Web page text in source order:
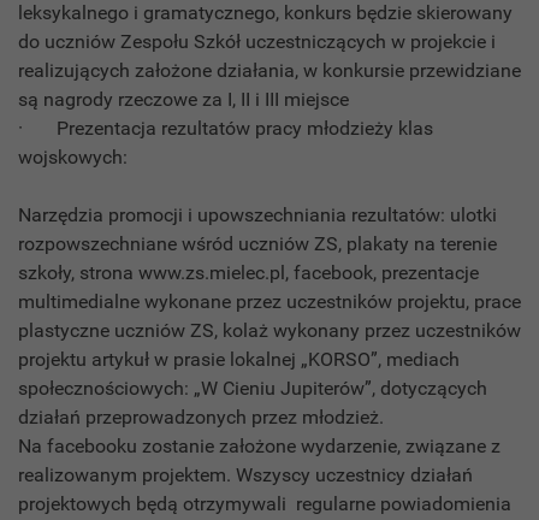
leksykalnego i gramatycznego, konkurs będzie skierowany
do uczniów Zespołu Szkół uczestniczących w projekcie i
realizujących założone działania, w konkursie przewidziane
są nagrody rzeczowe za I, II i III miejsce
· Prezentacja rezultatów pracy młodzieży klas
wojskowych:
Narzędzia promocji i upowszechniania rezultatów: ulotki
rozpowszechniane wśród uczniów ZS, plakaty na terenie
szkoły, strona www.zs.mielec.pl, facebook, prezentacje
multimedialne wykonane przez uczestników projektu, prace
plastyczne uczniów ZS, kolaż wykonany przez uczestników
projektu artykuł w prasie lokalnej „KORSO”, mediach
społecznościowych: „W Cieniu Jupiterów”, dotyczących
działań przeprowadzonych przez młodzież.
Na facebooku zostanie założone wydarzenie, związane z
realizowanym projektem. Wszyscy uczestnicy działań
projektowych będą otrzymywali regularne powiadomienia